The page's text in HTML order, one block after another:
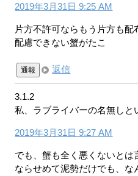
2019年3月31日 9:25 AM
片方不許可ならもう片方も配
配慮できない蟹がたこ
通報 返信
3.1.2
私、ラブライバーの名無しと
2019年3月31日 9:27 AM
でも、蟹も全く悪くないと
ならせめて泥勢だけでも、な